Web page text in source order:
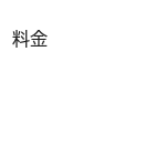
料金